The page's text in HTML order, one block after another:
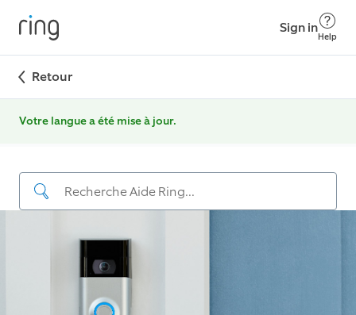
Sign in
Help
Retour
Votre langue a été mise à jour.